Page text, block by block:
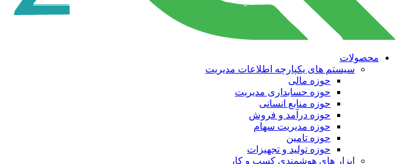
محصولات
سیستم های یکپارچه اطلاعات مدیریت
حوزه مالی
حوزه حسابداری مدیریت
حوزه منابع انسانی
حوزه درآمد و فروش
حوزه مدیریت سهام
حوزه تامین
حوزه تولید و تجهیزات
ابزار های هوشمندی کسب و کار